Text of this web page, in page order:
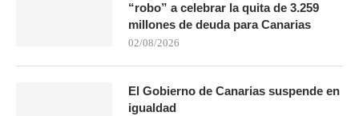
“robo” a celebrar la quita de 3.259
millones de deuda para Canarias
02/08/2026
El Gobierno de Canarias suspende en
igualdad